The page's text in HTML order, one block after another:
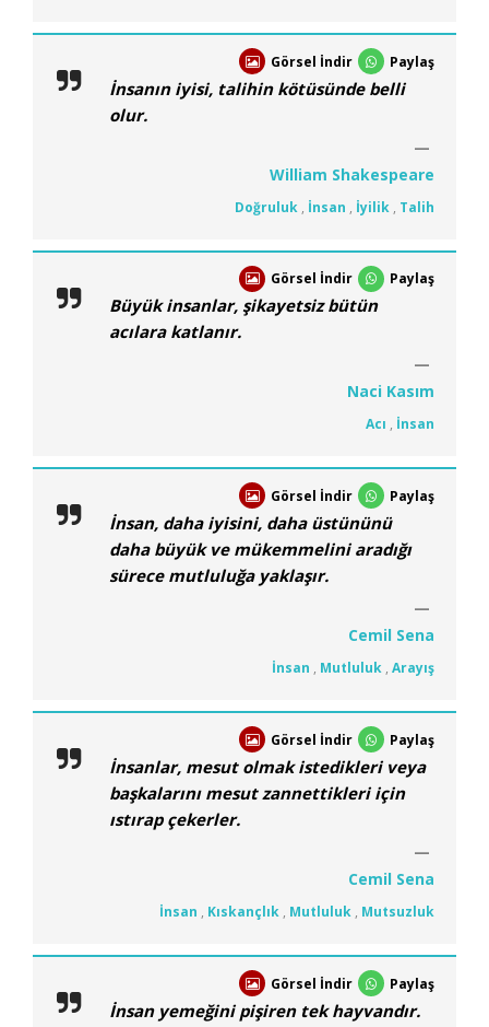
Görsel İndir Paylaş
İnsanın iyisi, talihin kötüsünde belli
olur.
William Shakespeare
Doğruluk , İnsan , İyilik , Talih
Görsel İndir Paylaş
Büyük insanlar, şikayetsiz bütün
acılara katlanır.
Naci Kasım
Acı , İnsan
Görsel İndir Paylaş
İnsan, daha iyisini, daha üstününü
daha büyük ve mükemmelini aradığı
sürece mutluluğa yaklaşır.
Cemil Sena
İnsan , Mutluluk , Arayış
Görsel İndir Paylaş
İnsanlar, mesut olmak istedikleri veya
başkalarını mesut zannettikleri için
ıstırap çekerler.
Cemil Sena
İnsan , Kıskançlık , Mutluluk , Mutsuzluk
Görsel İndir Paylaş
İnsan yemeğini pişiren tek hayvandır.